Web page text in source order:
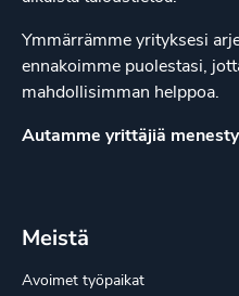
Ymmärrämme yrityksesi
ennakoimme puolestasi,
mahdollisimman helppoa.
Autamme yrittäjiä
Meistä
Avoimet työpaikat